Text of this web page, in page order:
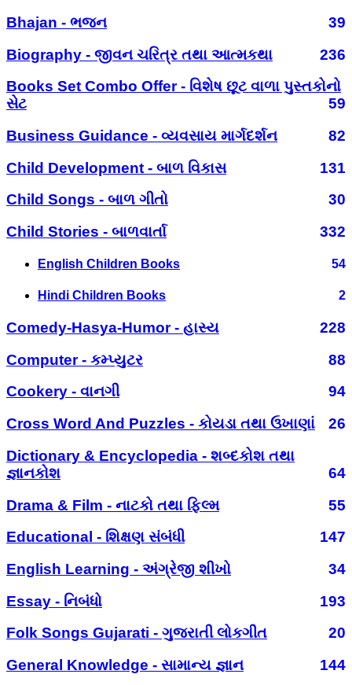
Bhajan - ભજન
39
Biography - જીવન ચરિત્ર તથા આત્મકથા
236
Books Set Combo Offer - વિશેષ છૂટ વાળા પુસ્તકોનો
સેટ
59
Business Guidance - વ્યવસાય માર્ગદર્શન
82
Child Development - બાળ વિકાસ
131
Child Songs - બાળ ગીતો
30
Child Stories - બાળવાર્તા
332
English Children Books 54
Hindi Children Books 2
Comedy-Hasya-Humor - હાસ્ય
228
Computer - કમ્પ્યુટર
88
Cookery - વાનગી
94
Cross Word And Puzzles - કોયડા તથા ઉખાણાં
26
Dictionary & Encyclopedia - શબ્દકોશ તથા
જ્ઞાનકોશ
64
Drama & Film - નાટકો તથા ફિલ્મ
55
Educational - શિક્ષણ સંબંધી
147
English Learning - અંગ્રેજી શીખો
34
Essay - નિબંધો
193
Folk Songs Gujarati - ગુજરાતી લોકગીત
20
General Knowledge - સામાન્ય જ્ઞાન
144